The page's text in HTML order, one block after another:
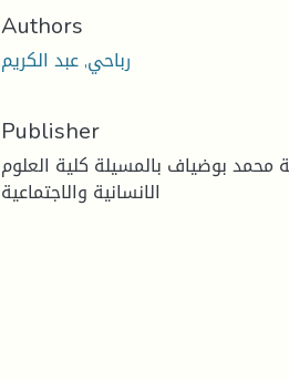
Authors
رباحي, عبد الكريم
Publisher
محمد بوضياف بالمسيلة كلية العلوم
الانسانية والاجتماعية